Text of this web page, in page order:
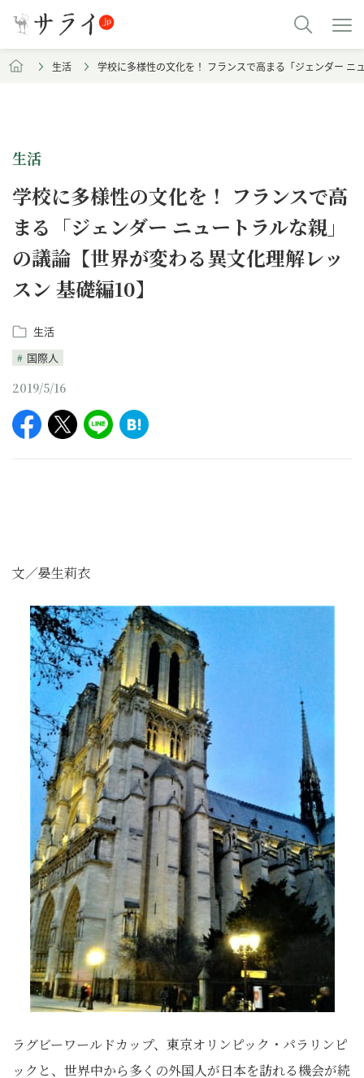
生活 学校に多様性の文化を！ フランスで高まる「ジェンダー
生活
学校に多様性の文化を！ フランスで高
まる「ジェンダー ニュートラルな親」
の議論【世界が変わる異文化理解レッ
スン 基礎編10】
生活
国際人
2019/5/16
文／晏生莉衣
ラグビーワールドカップ、東京オリンピック・パラリンピ
ックと、世界中から多くの外国人が日本を訪れる機会が続